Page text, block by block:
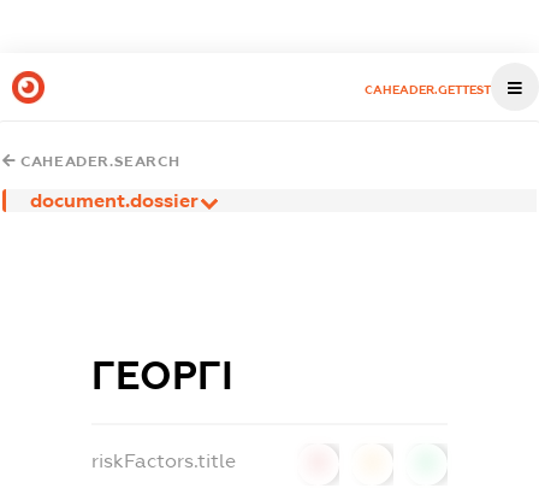
CAHEADER.GETTEST
CAHEADER.SEARCH
document.dossier
ГЕОРГІ
riskFactors.title